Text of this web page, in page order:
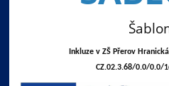
Inkluze v ZŠ Přerov
CZ.02.3.68/0.0/0.0/